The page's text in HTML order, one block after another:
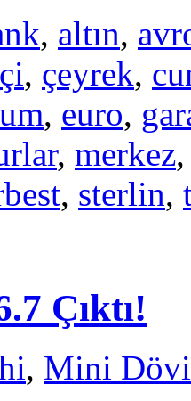
, altın,
, çeyrek,
, euro,
, merkez
, sterlin,
Çıktı!
, Mini